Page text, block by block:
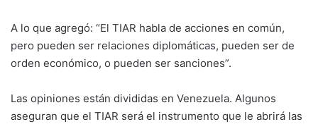
A lo que agregó: “El TIAR habla de acciones en común,
pero pueden ser relaciones diplomáticas, pueden ser de
orden económico, o pueden ser sanciones”.
Las opiniones están divididas en Venezuela. Algunos
aseguran que el TIAR será el instrumento que le abrirá las